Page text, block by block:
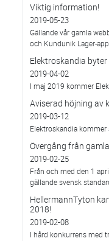
Viktig information!
2019-05-23
Gällande vår gamla
och Kundunik Lager-app
Elektroskandia
2019-04-02
I maj 2019 kommer
Aviserad höjning av
2019-03-12
Elektroskandia
Övergång från
2019-02-25
Från och med den 1
gällande svensk
HellermannTyton
2018!
2019-02-08
I hård konkurrens med